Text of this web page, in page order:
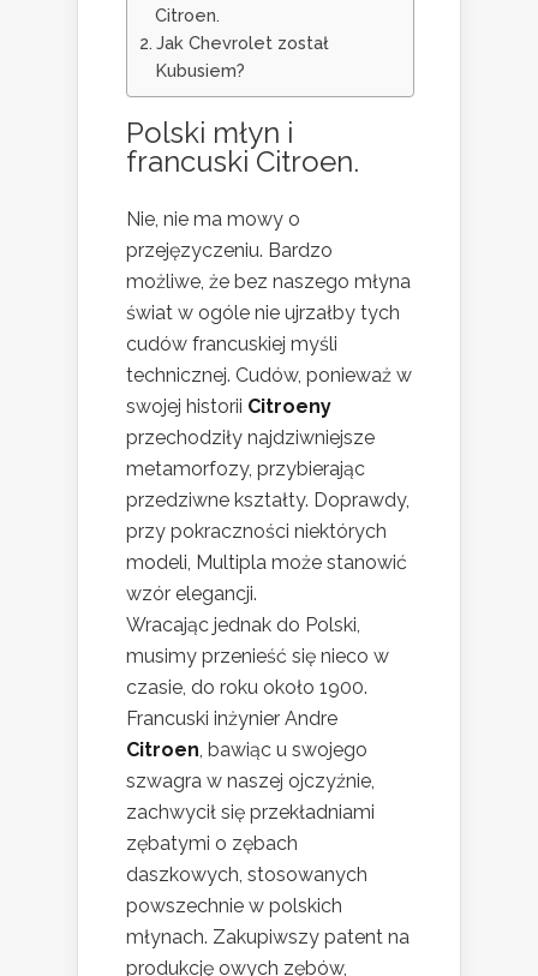
Citroen.
Jak Chevrolet został
Kubusiem?
Polski młyn i
francuski Citroen.
Nie, nie ma mowy o
przejęzyczeniu. Bardzo
możliwe, że bez naszego młyna
świat w ogóle nie ujrzałby tych
cudów francuskiej myśli
technicznej. Cudów, ponieważ w
swojej historii Citroeny
przechodziły najdziwniejsze
metamorfozy, przybierając
przedziwne kształty. Doprawdy,
przy pokraczności niektórych
modeli, Multipla może stanowić
wzór elegancji.
Wracając jednak do Polski,
musimy przenieść się nieco w
czasie, do roku około 1900.
Francuski inżynier Andre
Citroen, bawiąc u swojego
szwagra w naszej ojczyźnie,
zachwycił się przekładniami
zębatymi o zębach
daszkowych, stosowanych
powszechnie w polskich
młynach. Zakupiwszy patent na
produkcję owych zębów,